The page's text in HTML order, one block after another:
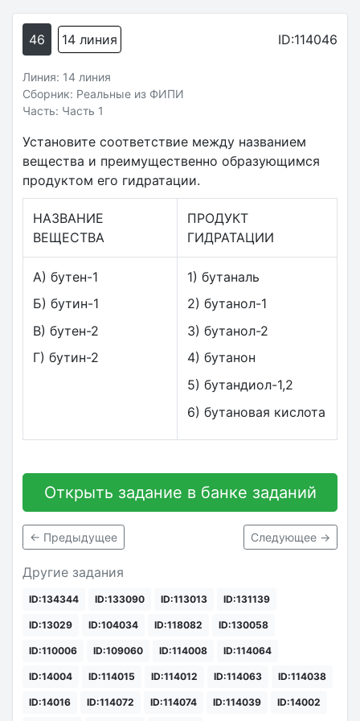
46 14 линия ID:114046
Линия: 14 линия
Сборник: Реальные из ФИПИ
Часть: Часть 1
Установите соответствие между названием
вещества и преимущественно образующимся
продуктом его гидратации.
НАЗВАНИЕ
ВЕЩЕСТВА
ПРОДУКТ
ГИДРАТАЦИИ
А) бутен-1
Б) бутин-1
В) бутен-2
Г) бутин-2
1) бутаналь
2) бутанол-1
3) бутанол-2
4) бутанон
5) бутандиол-1,2
6) бутановая кислота
Открыть задание в банке заданий
← Предыдущее Следующее →
Другие задания
ID:134344 ID:133090 ID:113013 ID:131139
ID:13029 ID:104034 ID:118082 ID:130058
ID:110006 ID:109060 ID:114008 ID:114064
ID:14004 ID:114015 ID:114012 ID:114063 ID:114038
ID:14016 ID:114072 ID:114074 ID:114039 ID:14002